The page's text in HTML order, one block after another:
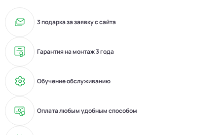
3 подарка за заявку с сайта
Гарантия на монтаж 3 года
Обучение обслуживанию
Оплата любым удобным способом